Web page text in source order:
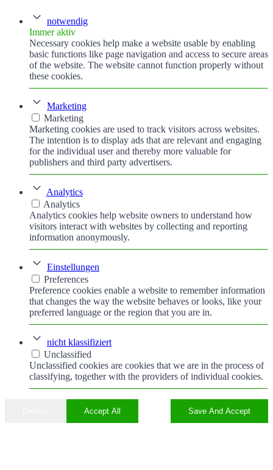
notwendig
Immer aktiv
Necessary cookies help make a website usable by enabling
basic functions like page navigation and access to secure areas
of the website. The website cannot function properly without
these cookies.
Marketing
Marketing
Marketing cookies are used to track visitors across websites.
The intention is to display ads that are relevant and engaging
for the individual user and thereby more valuable for
publishers and third party advertisers.
Analytics
Analytics
Analytics cookies help website owners to understand how
visitors interact with websites by collecting and reporting
information anonymously.
Einstellungen
Preferences
Preference cookies enable a website to remember information
that changes the way the website behaves or looks, like your
preferred language or the region that you are in.
nicht klassifiziert
Unclassified
Unclassified cookies are cookies that we are in the process of
classifying, together with the providers of individual cookies.
Accept All Save And Accept